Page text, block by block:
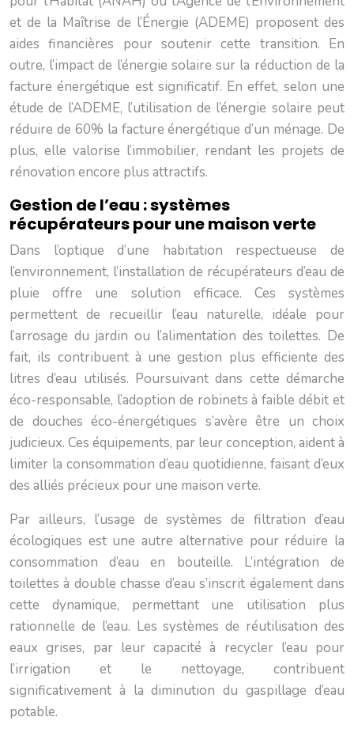
et de la Maîtrise de l’Énergie (ADEME) proposent des
aides financières pour soutenir cette transition. En
outre, l’impact de l’énergie solaire sur la réduction de la
facture énergétique est significatif. En effet, selon une
étude de l’ADEME, l’utilisation de l’énergie solaire peut
réduire de 60% la facture énergétique d’un ménage. De
plus, elle valorise l’immobilier, rendant les projets de
rénovation encore plus attractifs.
Gestion de l’eau : systèmes
récupérateurs pour une maison verte
Dans l’optique d’une habitation respectueuse de
l’environnement, l’installation de récupérateurs d’eau de
pluie offre une solution efficace. Ces systèmes
permettent de recueillir l’eau naturelle, idéale pour
l’arrosage du jardin ou l’alimentation des toilettes. De
fait, ils contribuent à une gestion plus efficiente des
litres d’eau utilisés. Poursuivant dans cette démarche
éco-responsable, l’adoption de robinets à faible débit et
de douches éco-énergétiques s’avère être un choix
judicieux. Ces équipements, par leur conception, aident à
limiter la consommation d’eau quotidienne, faisant d’eux
des alliés précieux pour une maison verte.
Par ailleurs, l’usage de systèmes de filtration d’eau
écologiques est une autre alternative pour réduire la
consommation d’eau en bouteille. L’intégration de
toilettes à double chasse d’eau s’inscrit également dans
cette dynamique, permettant une utilisation plus
rationnelle de l’eau. Les systèmes de réutilisation des
eaux grises, par leur capacité à recycler l’eau pour
l’irrigation et le nettoyage, contribuent
significativement à la diminution du gaspillage d’eau
potable.